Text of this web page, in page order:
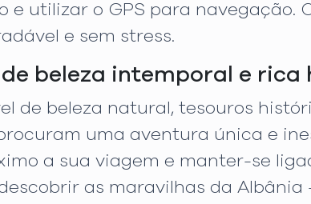
utilizar o GPS para navegação.
e sem stress.
beleza intemporal e rica
de beleza natural, tesouros
uma aventura única e
a sua viagem e manter-se
as maravilhas da